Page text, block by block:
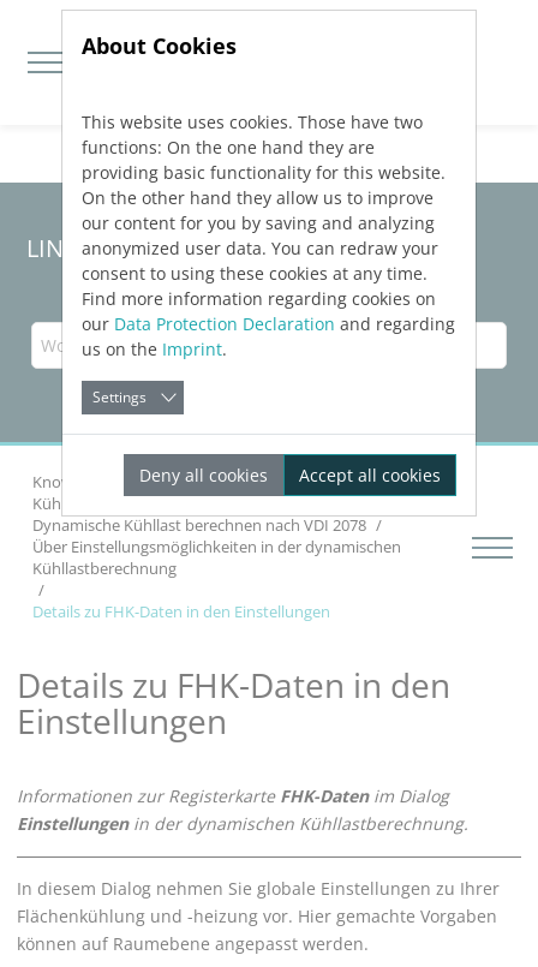
Jump directly to main navigation
Jump directly to content
LINEAR Solutions 24 für AutoCAD
Knowledge Base AutoCAD
Gebäude analysieren
Kühllast dynamisch
Dynamische Kühllast berechnen nach VDI 2078
Über Einstellungsmöglichkeiten in der dynamischen
Kühllastberechnung
Details zu FHK-Daten in den Einstellungen
Details zu FHK-Daten in den
Einstellungen
Informationen zur Registerkarte FHK-Datenim Dialog
Einstellungenin der dynamischen Kühllastberechnung.
In diesem Dialog nehmen Sie globale Einstellungen zu Ihrer
Flächenkühlung und -heizung vor. Hier gemachte Vorgaben
können auf Raumebene angepasst werden.
About Cookies
This website uses cookies. Those have two
functions: On the one hand they are
providing basic functionality for this website.
On the other hand they allow us to improve
our content for you by saving and analyzing
anonymized user data. You can redraw your
consent to using these cookies at any time.
Find more information regarding cookies on
our Data Protection Declaration and regarding
us on the Imprint.
Settings
Deny all cookies Accept all cookies